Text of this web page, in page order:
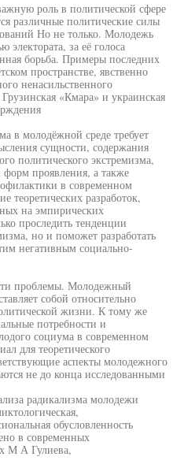
роль в политической сфере
различные политические силы
Но не только. Молодежь
электората, за её голоса
борьба. Примеры последних
пространстве, явственно
ненасильственного
«Кмара» и украинская
в молодёжной среде требует
сущности, содержания
политического экстремизма,
проявления, а также
в современном
теоретических разработок,
на эмпирических
проследить тенденции
но и поможет разработать
негативным социально-
проблемы. Молодежный
собой относительно
жизни. К тому же
потребности и
социума в современном
для теоретического
аспекты молодежного
не до конца исследованными
радикализма молодежи
обусловленность
в современных
М А Гулиева,